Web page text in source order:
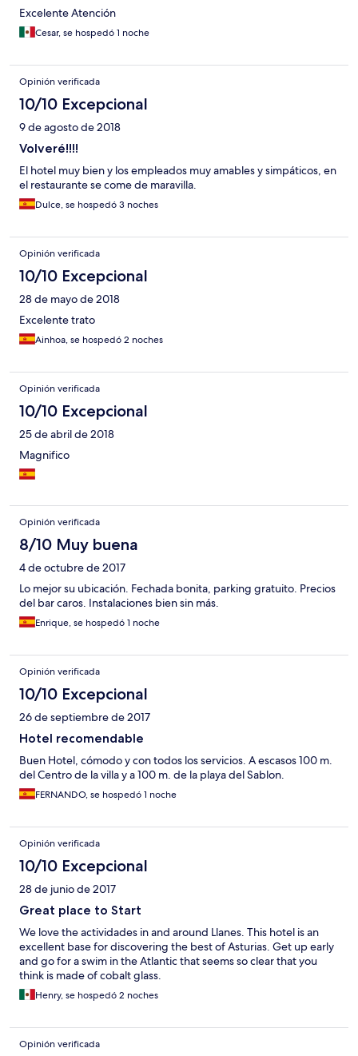
Excelente Atención
Cesar, se hospedó 1 noche
Opinión verificada
10/10 Excepcional
9 de agosto de 2018
Volveré!!!!
El hotel muy bien y los empleados muy amables y simpáticos, en
el restaurante se come de maravilla.
Dulce, se hospedó 3 noches
Opinión verificada
10/10 Excepcional
28 de mayo de 2018
Excelente trato
Ainhoa, se hospedó 2 noches
Opinión verificada
10/10 Excepcional
25 de abril de 2018
Magnifico
Opinión verificada
8/10 Muy buena
4 de octubre de 2017
Lo mejor su ubicación. Fechada bonita, parking gratuito. Precios
del bar caros. Instalaciones bien sin más.
Enrique, se hospedó 1 noche
Opinión verificada
10/10 Excepcional
26 de septiembre de 2017
Hotel recomendable
Buen Hotel, cómodo y con todos los servicios. A escasos 100 m.
del Centro de la villa y a 100 m. de la playa del Sablon.
FERNANDO, se hospedó 1 noche
Opinión verificada
10/10 Excepcional
28 de junio de 2017
Great place to Start
We love the actividades in and around Llanes. This hotel is an
excellent base for discovering the best of Asturias. Get up early
and go for a swim in the Atlantic that seems so clear that you
think is made of cobalt glass.
Henry, se hospedó 2 noches
Opinión verificada